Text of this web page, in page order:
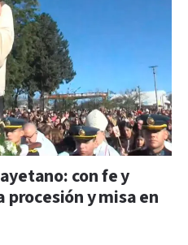
con fe y
procesión y misa en